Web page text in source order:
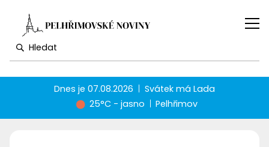
Dnes je07.08.2026 Svátek má Lada
25°C - jasno
Pelhřimov